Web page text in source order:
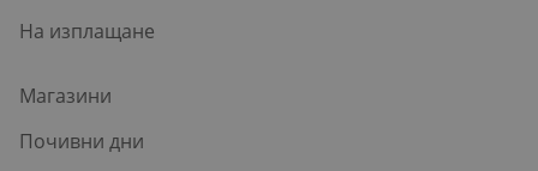
На изплащане
Магазини
Почивни дни